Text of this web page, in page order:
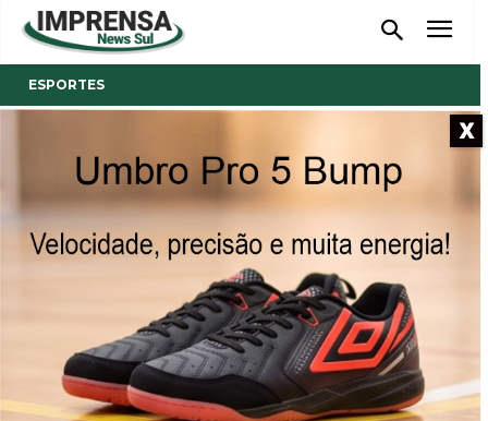
ESPORTES
Cresce a paixão dos
brasileiros pelas bicicletas
X